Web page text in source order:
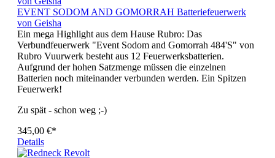
EVENT SODOM AND GOMORRAH Batteriefeuerwerk
von Geisha
Ein mega Highlight aus dem Hause Rubro: Das
Verbundfeuerwerk "Event Sodom and Gomorrah 484'S" von
Rubro Vuurwerk besteht aus 12 Feuerwerksbatterien.
Aufgrund der hohen Satzmenge müssen die einzelnen
Batterien noch miteinander verbunden werden. Ein Spitzen
Feuerwerk!
Zu spät - schon weg ;-)
345,00 €*
Details